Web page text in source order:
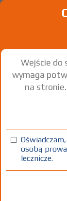
Filgrastim
inf./inj.
[roztw.]
Wejście do
wymaga
na stronie.
osobą
lecznicze.